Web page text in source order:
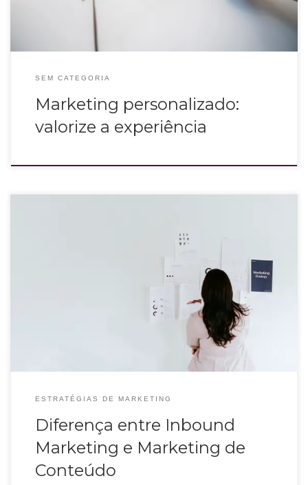
SEM CATEGORIA
Marketing personalizado:
valorize a experiência
Tanto Inbound Marketing como Marketing de Conteúdo são conceitos
relativamente novos, e se complementam de forma estratégica.
ESTRATÉGIAS DE MARKETING
Diferença entre Inbound
Marketing e Marketing de
Conteúdo